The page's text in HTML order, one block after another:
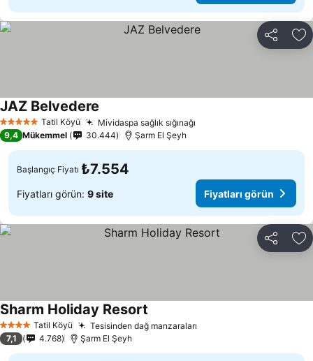
Paylaş
5 Yıldız Tatil Köyü Mividaspa sağlık sığınağı
JAZ Belvedere
9,4 Mükemmel 30.444 Şarm El Şeyh
Başlangıç Fiyatı ₺7.554
Fiyatları görün: 9 site Fiyatları görün
Paylaş
4 Yıldız Tatil Köyü Tesisinden dağ manzaraları
Sharm Holiday Resort
7,1 4.768 Şarm El Şeyh